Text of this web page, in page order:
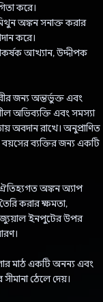
করে।
অঙ্কন সনাক্ত করার
করে।
আখ্যান, উদ্দীপক
জন্য অন্তর্ভুক্ত এবং
অভিব্যক্তি এবং সমস্যা
অবদান রাখে। অনুপ্রাণিত
বয়সের ব্যক্তির জন্য একটি
ঐতিহ্যগত অঙ্কন অ্যাপ
করার ক্ষমতা,
ইনপুটের উপর
মাঠ একটি অনন্য এবং
ঠেলে দেয়।